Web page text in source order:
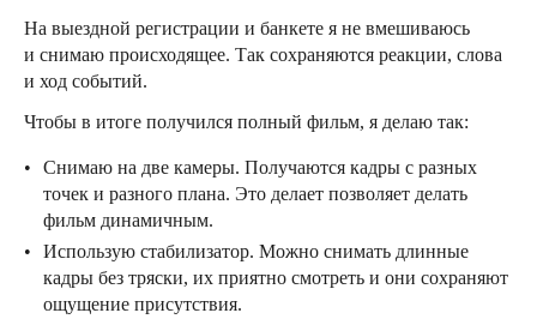
На выездной регистрации и банкете я не вмешиваюсь
и снимаю происходящее. Так сохраняются реакции, слова
и ход событий.
Чтобы в итоге получился полный фильм, я делаю так:
Снимаю на две камеры. Получаются кадры с разных
точек и разного плана. Это делает позволяет делать
фильм динамичным.
Использую стабилизатор. Можно снимать длинные
кадры без тряски, их приятно смотреть и они сохраняют
ощущение присутствия.